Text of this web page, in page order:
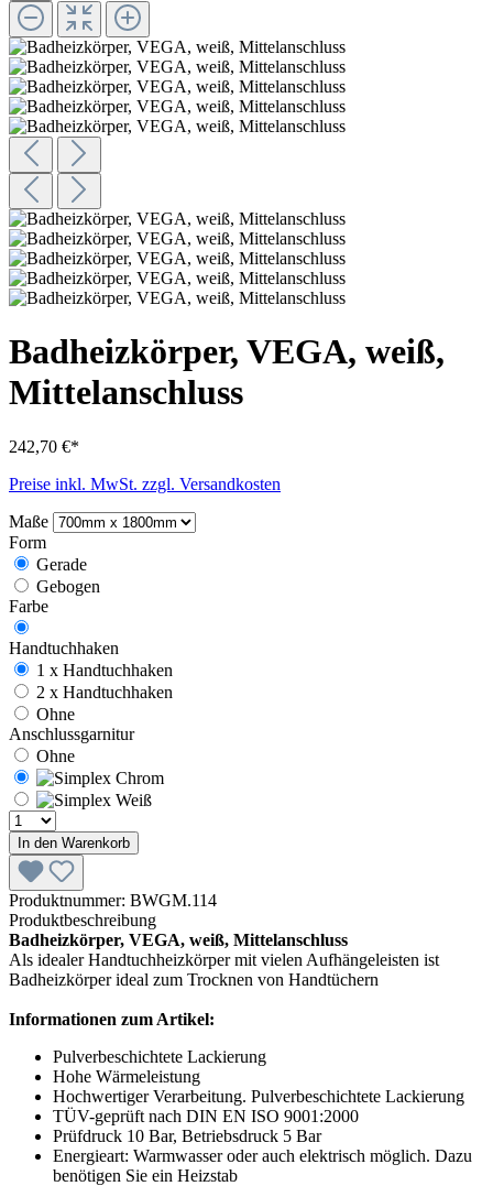
Badheizkörper, VEGA, weiß,
Mittelanschluss
242,70 €*
Preise inkl. MwSt. zzgl. Versandkosten
Maße
Form
Gerade
Gebogen
Farbe
Handtuchhaken
1 x Handtuchhaken
2 x Handtuchhaken
Ohne
Anschlussgarnitur
Ohne
In den Warenkorb
Produktnummer: BWGM.114
Produktbeschreibung
Badheizkörper, VEGA, weiß, Mittelanschluss
Als idealer Handtuchheizkörper mit vielen Aufhängeleisten ist
Badheizkörper ideal zum Trocknen von Handtüchern
Informationen zum Artikel:
Pulverbeschichtete Lackierung
Hohe Wärmeleistung
Hochwertiger Verarbeitung. Pulverbeschichtete Lackierung
TÜV-geprüft nach DIN EN ISO 9001:2000
Prüfdruck 10 Bar, Betriebsdruck 5 Bar
Energieart: Warmwasser oder auch elektrisch möglich. Dazu
benötigen Sie ein Heizstab